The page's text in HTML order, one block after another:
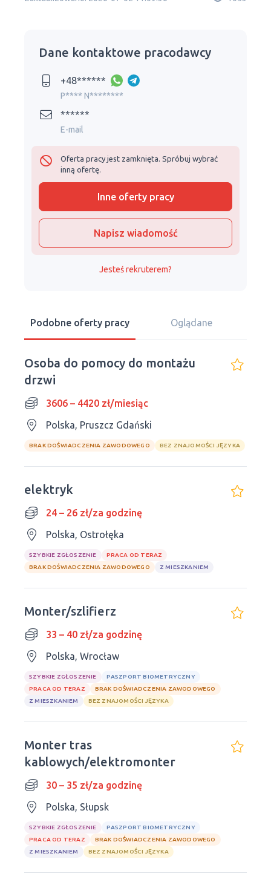
Dane kontaktowe pracodawcy
+48******
P**** N********
******
E-mail
Oferta pracy jest zamknięta. Spróbuj wybrać
inną ofertę.
Inne oferty pracy
Napisz wiadomość
Jesteś rekruterem?
Podobne oferty pracy Oglądane
Osoba do pomocy do montażu
drzwi
3606 – 4420 zł/miesiąc
Polska, Pruszcz Gdański
BRAK DOŚWIADCZENIA ZAWODOWEGO BEZ ZNAJOMOŚCI JĘZYKA
elektryk
24 – 26 zł/za godzinę
Polska, Ostrołęka
SZYBKIE ZGŁOSZENIE
PRACA OD TERAZ
BRAK DOŚWIADCZENIA ZAWODOWEGO
Z MIESZKANIEM
Monter/szlifierz
33 – 40 zł/za godzinę
Polska, Wrocław
SZYBKIE ZGŁOSZENIE
PASZPORT BIOMETRYCZNY
PRACA OD TERAZ
BRAK DOŚWIADCZENIA ZAWODOWEGO
Z MIESZKANIEM
BEZ ZNAJOMOŚCI JĘZYKA
Monter tras
kablowych/elektromonter
30 – 35 zł/za godzinę
Polska, Słupsk
SZYBKIE ZGŁOSZENIE
PASZPORT BIOMETRYCZNY
PRACA OD TERAZ
BRAK DOŚWIADCZENIA ZAWODOWEGO
Z MIESZKANIEM
BEZ ZNAJOMOŚCI JĘZYKA